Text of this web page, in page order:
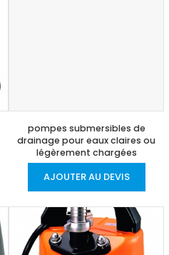
pompes submersibles de
drainage pour eaux claires ou
légèrement chargées
AJOUTER AU DEVIS